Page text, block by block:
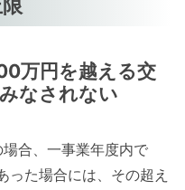
万円を越える交
なされない
合、一事業年度内で
た場合には、その超え